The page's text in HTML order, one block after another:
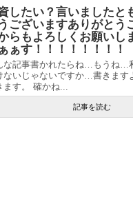
したい？言いましたと
ございますありがとう
らもよろしくお願いし
ぁす！！！！！！！！
な記事書かれたらね…もうね…
ないじゃないですか…書きます
ます。 確かね...
記事を読む